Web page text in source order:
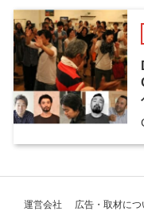
COLUMN
コラム
運営会社 広告・取材につ